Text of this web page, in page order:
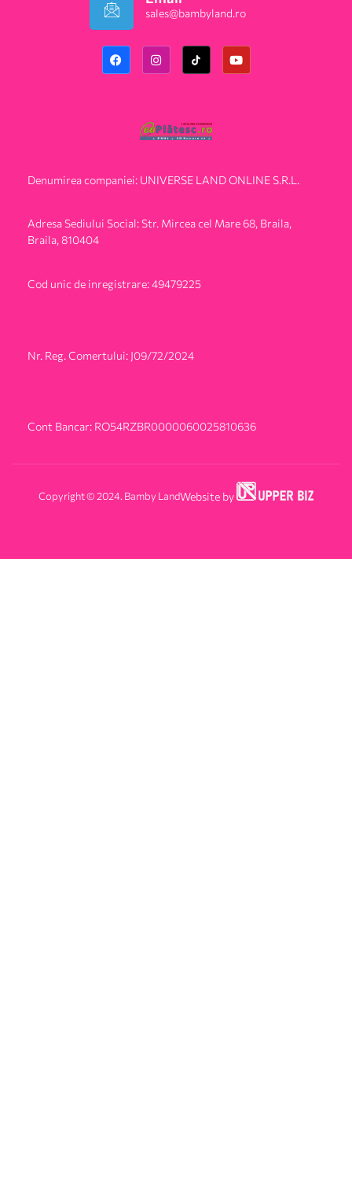
sales@bambyland.ro​
Denumirea companiei: UNIVERSE LAND ONLINE S.R.L.
Adresa Sediului Social: Str. Mircea cel Mare 68, Braila,
Braila, 810404
Cod unic de inregistrare: 49479225
Nr. Reg. Comertului: J09/72/2024
Cont Bancar: RO54RZBR0000060025810636
Copyright © 2024. Bamby LandWebsite by